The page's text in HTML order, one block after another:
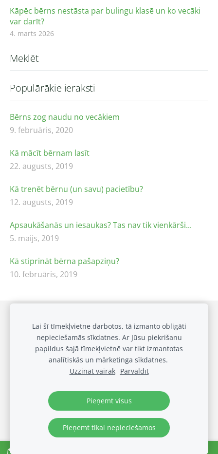
Kāpēc bērns nestāsta par bulingu klasē un ko vecāki
var darīt?
4. marts 2026
Meklēt
Populārākie ieraksti
Bērns zog naudu no vecākiem
9. februāris, 2020
Kā mācīt bērnam lasīt
22. augusts, 2019
Kā trenēt bērnu (un savu) pacietību?
12. augusts, 2019
Apsaukāšanās un iesaukas? Tas nav tik vienkārši...
5. maijs, 2019
Kā stiprināt bērna pašapziņu?
10. februāris, 2019
Galerija
Biežākie jautājumi
Noteikumi
© OUT LOUD SIA 2024 Visas tiesības rezervētas
Lai šī tīmekļvietne darbotos, tā izmanto obligāti
nepieciešamās sīkdatnes. Ar Jūsu piekrišanu
papildus šajā tīmekļvietnē var tikt izmantotas
analītiskās un mārketinga sīkdatnes.
Uzzināt vairāk
Pārvaldīt
Pieņemt visus
Pieņemt tikai nepieciešamos